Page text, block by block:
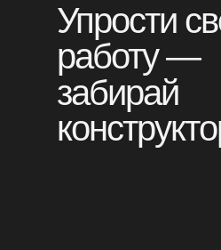
Упрости
работу —
забирай